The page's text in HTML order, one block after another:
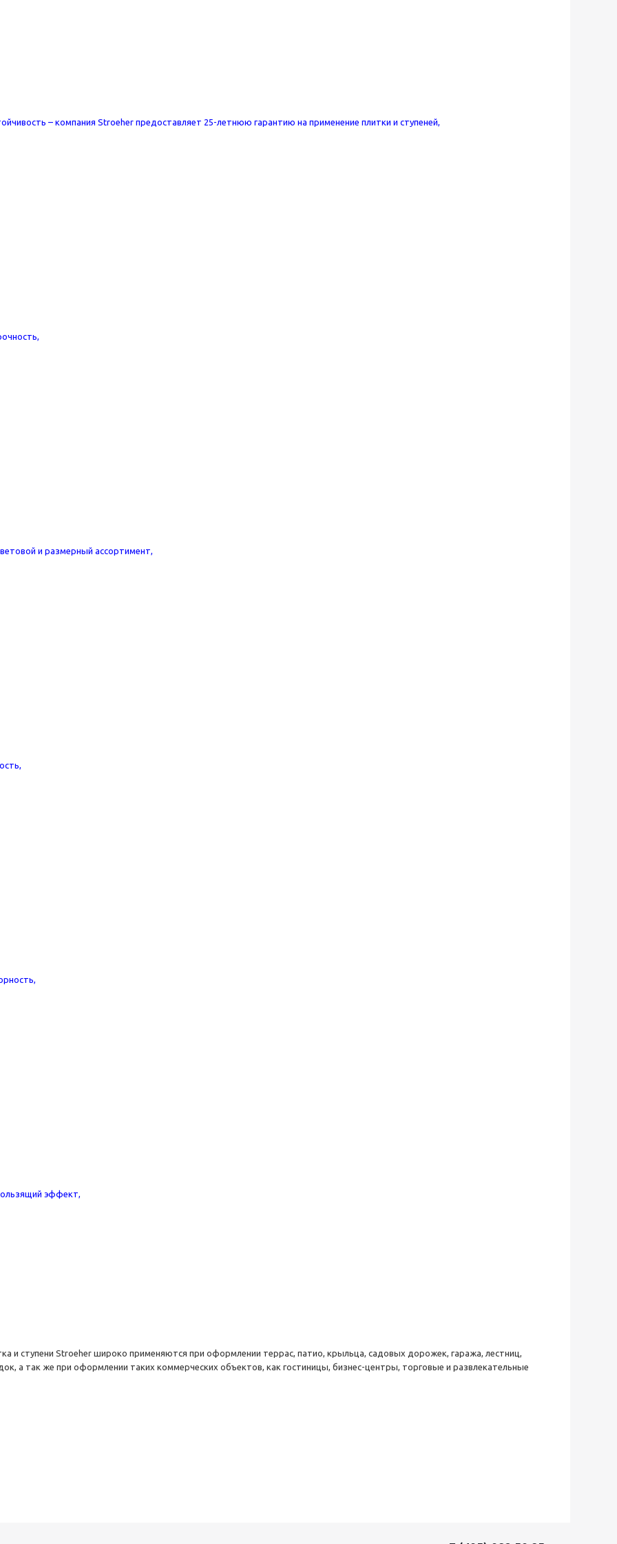
– компания Stroeher предоставляет 25-летнюю гарантию на применение плитки и ступеней,
и размерный ассортимент,
эффект,
и ступени Stroeher широко применяются при оформлении террас, патио, крыльца, садовых дорожек, гаража, лестниц,
а так же при оформлении таких коммерческих объектов, как гостиницы, бизнес-центры, торговые и развлекательные